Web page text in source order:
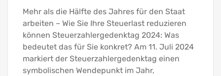
Mehr als die Hälfte des Jahres für den Staat
arbeiten – Wie Sie Ihre Steuerlast reduzieren
können Steuerzahlergedenktag 2024: Was
bedeutet das für Sie konkret? Am 11. Juli 2024
markiert der Steuerzahlergedenktag einen
symbolischen Wendepunkt im Jahr,